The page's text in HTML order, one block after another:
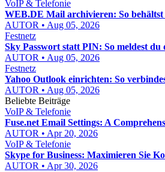
VoIP & Telefonie
WEB.DE Mail archivieren: So
AUTOR • Aug 05, 2026
Festnetz
Sky Passwort statt PIN: So meldest du
AUTOR • Aug 05, 2026
Festnetz
Yahoo Outlook einrichten: So
AUTOR • Aug 05, 2026
Beliebte Beiträge
VoIP & Telefonie
Fuse.net Email Settings: A
AUTOR • Apr 20, 2026
VoIP & Telefonie
Skype for Business: Maximieren Sie
AUTOR • Apr 30, 2026